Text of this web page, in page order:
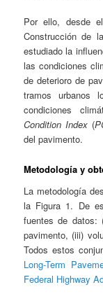
Por ello, desde
Construcción de
estudiado la
las condiciones
de deterioro de
tramos urbanos
condiciones
Condition Index(
del pavimento.
Metodología y
La metodología
la Figura 1. De
fuentes de datos:
pavimento, (iii)
Todos estos
Long-Term
Federal Highway